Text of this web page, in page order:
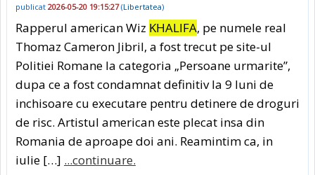
publicat 2026-05-20 19:15:27(Libertatea)
Rapperul american Wiz KHALIFA, pe numele real
Thomaz Cameron Jibril, a fost trecut pe site-ul
Politiei Romane la categoria „Persoane urmarite”,
dupa ce a fost condamnat definitiv la 9 luni de
inchisoare cu executare pentru detinere de droguri
de risc. Artistul american este plecat insa din
Romania de aproape doi ani. Reamintim ca, in
iulie […] ...continuare.